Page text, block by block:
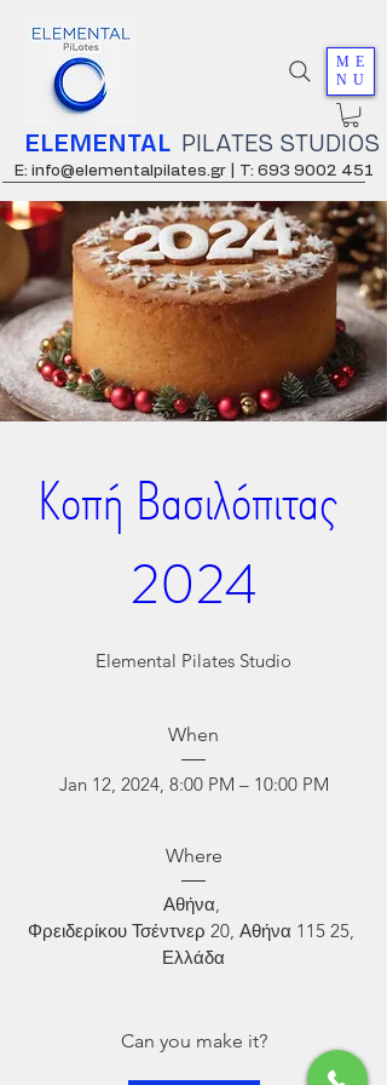
ME
NU
ELEMENTAL PILATES STUDIOS
E: info@elementalpilates.gr | T: 693 9002 451
Κοπή Βασιλόπιτας
2024
Elemental Pilates Studio
When
Jan 12, 2024, 8:00 PM – 10:00 PM
Where
Αθήνα,
Φρειδερίκου Τσέντνερ 20, Αθήνα 115 25,
Ελλάδα
Can you make it?